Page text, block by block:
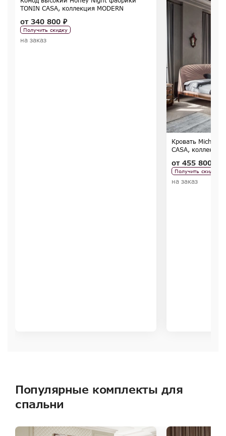
TONIN CASA, коллекция MODERN
от340 800 ₽
Получить скидку
на заказ
Кровать
CASA, коллекция
от455 800 ₽
Получить скидку
на заказ
Популярные комплекты для
спальни